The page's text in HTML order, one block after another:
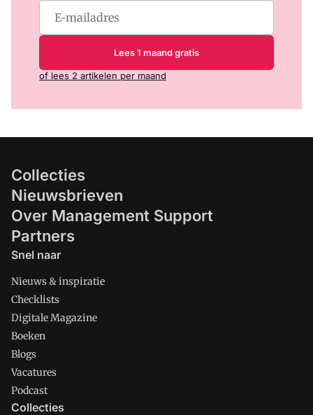
Lees 1 maand gratis
of lees 2 artikelen per maand
Collecties
Nieuwsbrieven
Over Management Support
Partners
Snel naar
Nieuws & inspiratie
Checklists
Digitale Magazine
Boeken
Blogs
Vacatures
Podcast
Collecties